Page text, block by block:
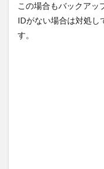
この場合もバックアッ
IDがない場合は対処し
す。